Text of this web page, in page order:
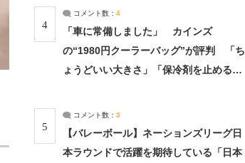
4
コメント数： 4
「車に常備しました」 カインズ
の“1980円クーラーバッグ”が評判 「ち
ょうどいい大きさ」「保冷剤を止めるベ
5
コメント数： 3
【バレーボール】ネーションズリーグ日
本ラウンドで活躍を期待している「日本